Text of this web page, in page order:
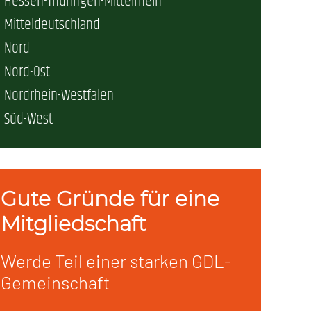
(DB AG)
nur Plus (DB AG)
Mitteldeutschland
Nord
Nord-Ost
Nordrhein-Westfalen
Süd-West
Gute Gründe für eine
Mitgliedschaft
Werde Teil einer starken GDL-
Gemeinschaft